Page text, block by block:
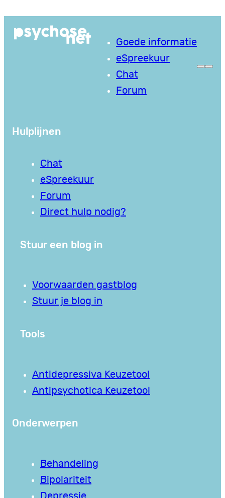
naar
Goede informatie
eSpreekuur
Chat
Forum
Hulplijnen
Chat
eSpreekuur
Forum
Direct hulp nodig?
Stuur een blog in
Voorwaarden gastblog
Stuur je blog in
Tools
Antidepressiva Keuzetool
Antipsychotica Keuzetool
Onderwerpen
Behandeling
Bipolariteit
Depressie